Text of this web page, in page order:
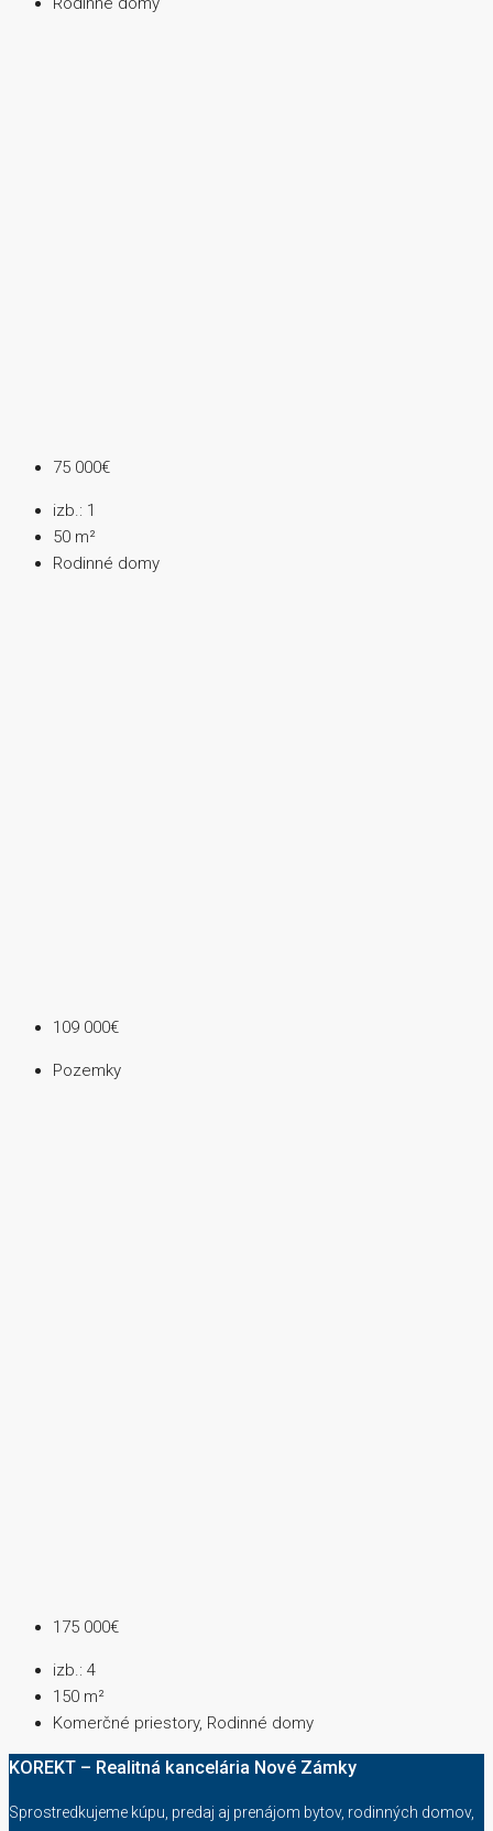
75 000€
izb.: 1
50 m²
Rodinné domy
109 000€
Pozemky
175 000€
izb.: 4
150 m²
Komerčné priestory, Rodinné domy
KOREKT – Realitná kancelária Nové Zámky
Sprostredkujeme kúpu, predaj aj prenájom bytov, rodinných domov,